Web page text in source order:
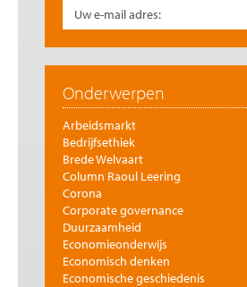
Onderwerpen
Arbeidsmarkt
Bedrijfsethiek
Brede Welvaart
Column Raoul Leering
Corona
Corporate governance
Duurzaamheid
Economieonderwijs
Economisch denken
Economische geschiedenis